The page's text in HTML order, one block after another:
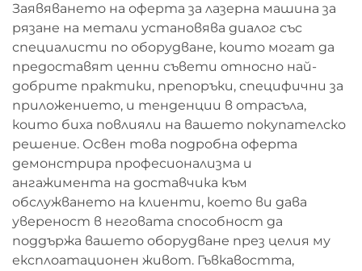
Заявяването на оферта за лазерна машина за
рязане на метали установява диалог със
специалисти по оборудване, които могат да
предоставят ценни съвети относно най-
добрите практики, препоръки, специфични за
приложението, и тенденции в отрасъла,
които биха повлияли на вашето покупателско
решение. Освен това подробна оферта
демонстрира професионализма и
ангажимента на доставчика към
обслужването на клиенти, което ви дава
увереност в неговата способност да
поддържа вашето оборудване през целия му
експлоатационен живот. Гъвкавостта,